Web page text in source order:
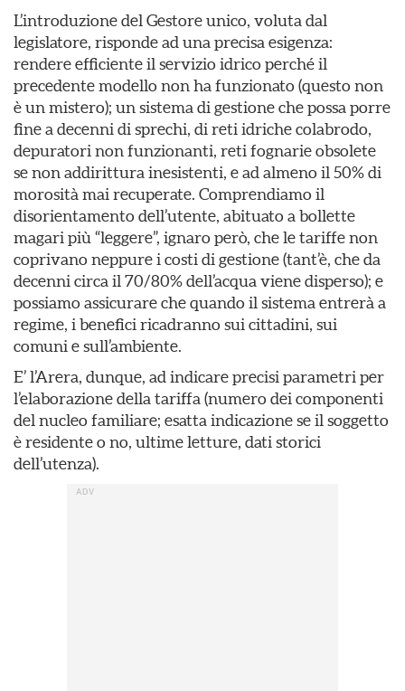
L’introduzione del Gestore unico, voluta dal
legislatore, risponde ad una precisa esigenza:
rendere efficiente il servizio idrico perché il
precedente modello non ha funzionato (questo non
è un mistero); un sistema di gestione che possa porre
fine a decenni di sprechi, di reti idriche colabrodo,
depuratori non funzionanti, reti fognarie obsolete
se non addirittura inesistenti, e ad almeno il 50% di
morosità mai recuperate. Comprendiamo il
disorientamento dell’utente, abituato a bollette
magari più “leggere”, ignaro però, che le tariffe non
coprivano neppure i costi di gestione (tant’è, che da
decenni circa il 70/80% dell’acqua viene disperso); e
possiamo assicurare che quando il sistema entrerà a
regime, i benefici ricadranno sui cittadini, sui
comuni e sull’ambiente.
E’ l’Arera, dunque, ad indicare precisi parametri per
l’elaborazione della tariffa (numero dei componenti
del nucleo familiare; esatta indicazione se il soggetto
è residente o no, ultime letture, dati storici
dell’utenza).